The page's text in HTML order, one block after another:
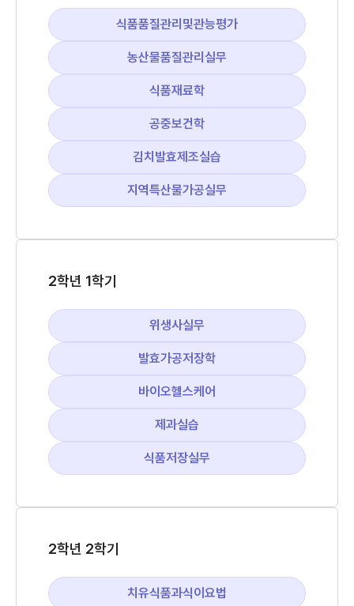
식품품질관리및관능평가
농산물품질관리실무
식품재료학
공중보건학
김치발효제조실습
지역특산물가공실무
2학년 1학기
위생사실무
발효가공저장학
바이오헬스케어
제과실습
식품저장실무
2학년 2학기
치유식품과식이요법